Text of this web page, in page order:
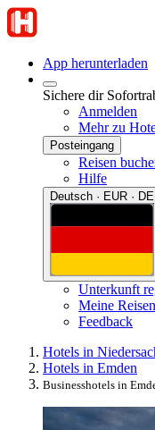
App herunterladen
Sichere dir
Anmelden
Mehr zu
Posteingang
Reisen
Hilfe
Deutsch · EUR · DE
Unterkunft
Meine Reisen
Feedback
Hotels in
Hotels in Emden
Businesshotels in